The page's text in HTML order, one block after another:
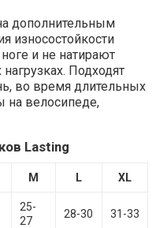
дополнительным
износостойкости
и не натирают
Подходят
во время длительных
на велосипеде,
Lasting
M L XL
25-
27
28-30 31-33